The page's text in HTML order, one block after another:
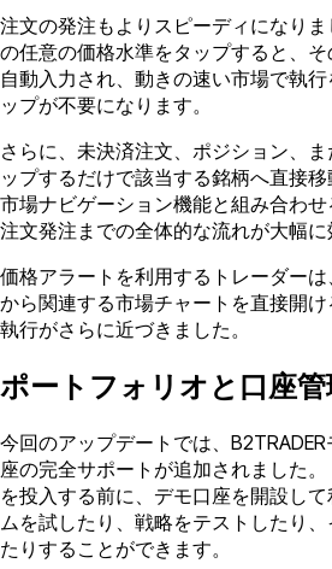
注文の発注もよりスピーディになり
の任意の価格水準をタップすると、
自動入力され、動きの速い市場で執
ップが不要になります。
さらに、未決済注文、ポジション、
ップするだけで該当する銘柄へ直接
市場ナビゲーション機能と組み合わ
注文発注までの全体的な流れが大幅に
価格アラートを利用するトレーダー
から関連する市場チャートを直接開
執行がさらに近づきました。
ポートフォリオと口座管
今回のアップデートでは、
座の完全サポートが追加されました
を投入する前に、デモ口座を開設し
ムを試したり、戦略をテストしたり
たりすることができます。